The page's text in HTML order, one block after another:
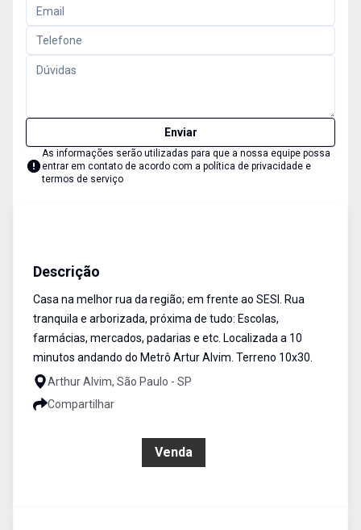
Enviar
As informações serão utilizadas para que a nossa equipe possa
entrar em contato de acordo com a política de privacidade e
termos de serviço
Descrição
Casa na melhor rua da região; em frente ao SESI. Rua
tranquila e arborizada, próxima de tudo: Escolas,
farmácias, mercados, padarias e etc. Localizada a 10
minutos andando do Metrô Artur Alvim. Terreno 10x30.
Arthur Alvim, São Paulo - SP
Compartilhar
Venda